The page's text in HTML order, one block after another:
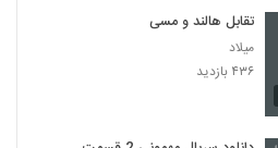
تقابل هالند و مسی
میلاد
۴۳۶ بازدید